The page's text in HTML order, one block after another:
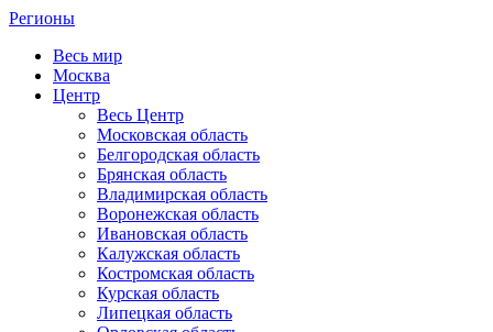
Регионы
Весь мир
Москва
Центр
Весь Центр
Московская область
Белгородская область
Брянская область
Владимирская область
Воронежская область
Ивановская область
Калужская область
Костромская область
Курская область
Липецкая область